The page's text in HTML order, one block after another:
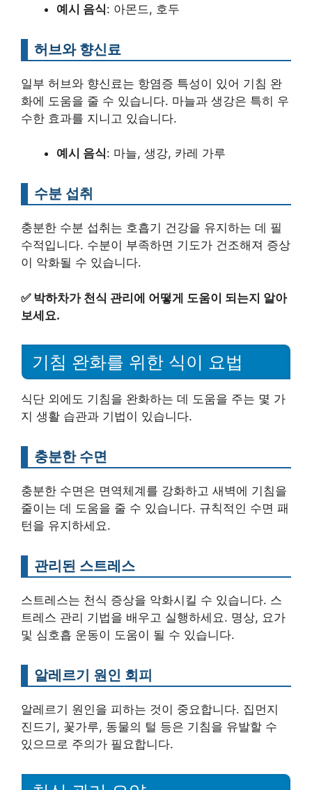
예시 음식: 아몬드, 호두
허브와 향신료
일부 허브와 향신료는 항염증 특성이 있어 기침 완
화에 도움을 줄 수 있습니다. 마늘과 생강은 특히 우
수한 효과를 지니고 있습니다.
예시 음식: 마늘, 생강, 카레 가루
수분 섭취
충분한 수분 섭취는 호흡기 건강을 유지하는 데 필
수적입니다. 수분이 부족하면 기도가 건조해져 증상
이 악화될 수 있습니다.
✅ 박하차가 천식 관리에 어떻게 도움이 되는지 알아
보세요.
기침 완화를 위한 식이 요법
식단 외에도 기침을 완화하는 데 도움을 주는 몇 가
지 생활 습관과 기법이 있습니다.
충분한 수면
충분한 수면은 면역체계를 강화하고 새벽에 기침을
줄이는 데 도움을 줄 수 있습니다. 규칙적인 수면 패
턴을 유지하세요.
관리된 스트레스
스트레스는 천식 증상을 악화시킬 수 있습니다. 스
트레스 관리 기법을 배우고 실행하세요. 명상, 요가
및 심호흡 운동이 도움이 될 수 있습니다.
알레르기 원인 회피
알레르기 원인을 피하는 것이 중요합니다. 집먼지
진드기, 꽃가루, 동물의 털 등은 기침을 유발할 수
있으므로 주의가 필요합니다.